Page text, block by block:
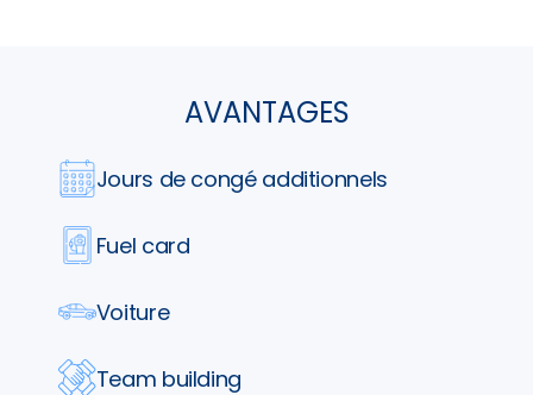
AVANTAGES
Jours de congé additionnels
Fuel card
Voiture
Team building